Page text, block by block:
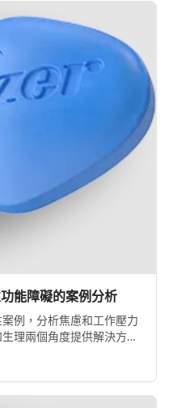
能障礙的案例分析
例，分析焦慮和工作壓力
理兩個角度提供解決方